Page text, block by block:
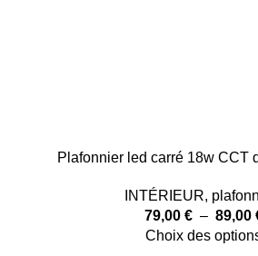
Plafonnier led carré 18w CCT
INTÉRIEUR,
79,00 € – 89,00
Choix des